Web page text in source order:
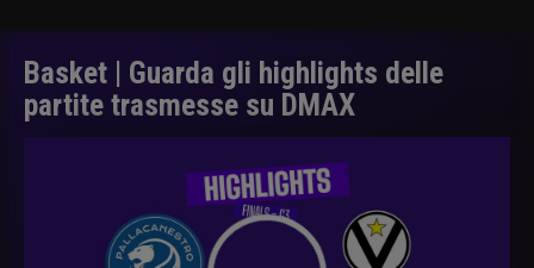
Basket | Guarda gli highlights delle
partite trasmesse su DMAX